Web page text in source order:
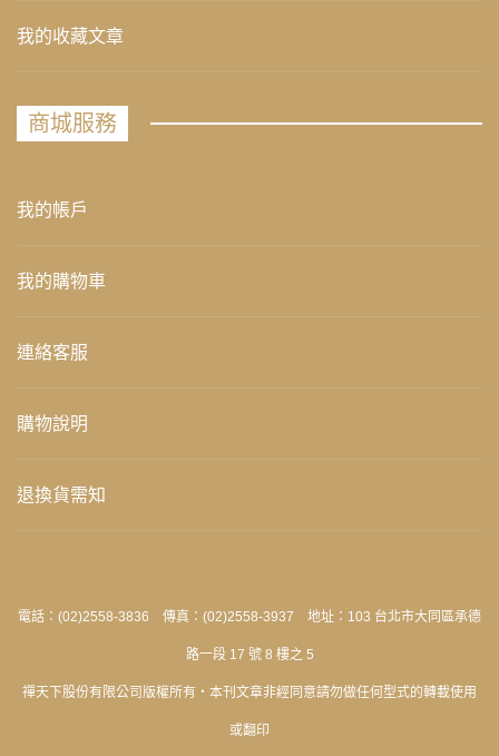
我的收藏文章
商城服務
我的帳戶
我的購物車
連絡客服
購物說明
退換貨需知
電話：(02)2558-3836 傳真：(02)2558-3937 地址：103 台北市大同區承德
路一段 17 號 8 樓之 5
禪天下股份有限公司版權所有‧本刊文章非經同意請勿做任何型式的轉載使用
或翻印